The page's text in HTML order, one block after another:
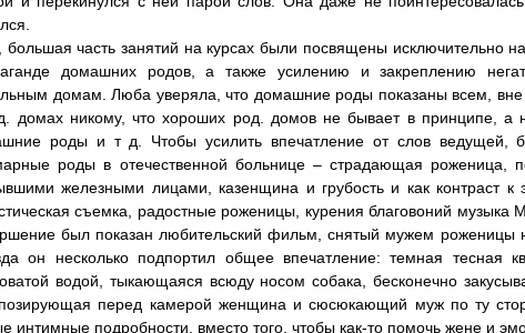
большая часть занятий на курсах были посвящены исключительно
домашних родов, а также усилению и закреплению
домам. Люба уверяла, что домашние роды показаны всем, вне
домах никому, что хороших род. домов не бывает в принципе,
роды и т д. Чтобы усилить впечатление от слов ведущей,
роды в отечественной больнице – страдающая роженица,
железными лицами, казенщина и грубость и как контраст
съемка, радостные роженицы, курения благовоний
был показан любительский фильм, снятый мужем роженицы
он несколько подпортил общее впечатление: темная тесная
водой, тыкающаяся всюду носом собака, бесконечно
перед камерой женщина и сюсюкающий муж по ту
интимные подробности, вместо того, чтобы как-то помочь жене и